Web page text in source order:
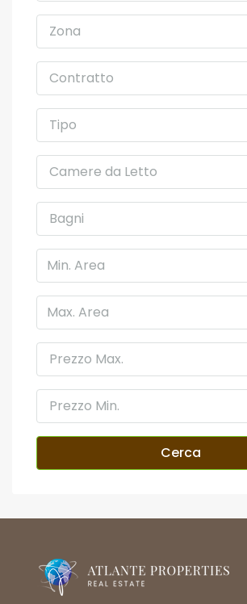
Zona
Contratto
Tipo
Camere da Letto
Bagni
Prezzo Max.
Prezzo Min.
Cerca